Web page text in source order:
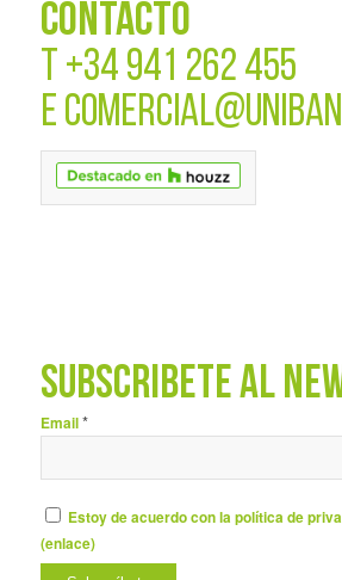
CONTACTO
T +34 941 262 455
E
SUBSCRÍBETE AL
Email*
Estoy de acuerdo con la política de
(enlace)